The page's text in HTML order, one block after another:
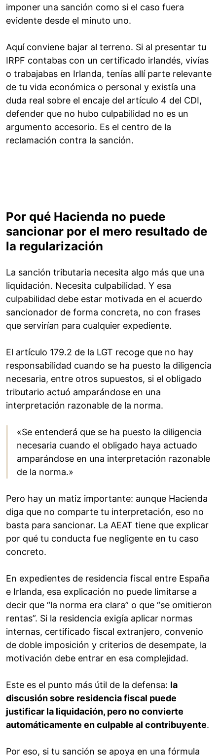
imponer una sanción como si el caso fuera
evidente desde el minuto uno.
Aquí conviene bajar al terreno. Si al presentar tu
IRPF contabas con un certificado irlandés, vivías
o trabajabas en Irlanda, tenías allí parte relevante
de tu vida económica o personal y existía una
duda real sobre el encaje del artículo 4 del CDI,
defender que no hubo culpabilidad no es un
argumento accesorio. Es el centro de la
reclamación contra la sanción.
Por qué Hacienda no puede
sancionar por el mero resultado de
la regularización
La sanción tributaria necesita algo más que una
liquidación. Necesita culpabilidad. Y esa
culpabilidad debe estar motivada en el acuerdo
sancionador de forma concreta, no con frases
que servirían para cualquier expediente.
El artículo 179.2 de la LGT recoge que no hay
responsabilidad cuando se ha puesto la diligencia
necesaria, entre otros supuestos, si el obligado
tributario actuó amparándose en una
interpretación razonable de la norma.
«Se entenderá que se ha puesto la diligencia
necesaria cuando el obligado haya actuado
amparándose en una interpretación razonable
de la norma.»
Pero hay un matiz importante: aunque Hacienda
diga que no comparte tu interpretación, eso no
basta para sancionar. La AEAT tiene que explicar
por qué tu conducta fue negligente en tu caso
concreto.
En expedientes de residencia fiscal entre España
e Irlanda, esa explicación no puede limitarse a
decir que “la norma era clara” o que “se omitieron
rentas”. Si la residencia exigía aplicar normas
internas, certificado fiscal extranjero, convenio
de doble imposición y criterios de desempate, la
motivación debe entrar en esa complejidad.
Este es el punto más útil de la defensa: la
discusión sobre residencia fiscal puede
justificar la liquidación, pero no convierte
automáticamente en culpable al contribuyente.
Por eso, si tu sanción se apoya en una fórmula